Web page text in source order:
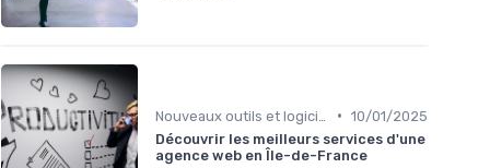
• 10/01/2025
Découvrir les meilleurs services d'une
agence web en Île-de-France